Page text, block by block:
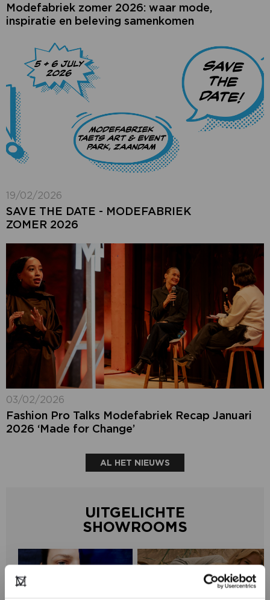
Modefabriek zomer 2026: waar mode,
inspiratie en beleving samenkomen
19/02/2026
SAVE THE DATE - MODEFABRIEK
ZOMER 2026
03/02/2026
Fashion Pro Talks Modefabriek Recap Januari
2026 ‘Made for Change’
AL HET NIEUWS
UITGELICHTE
SHOWROOMS